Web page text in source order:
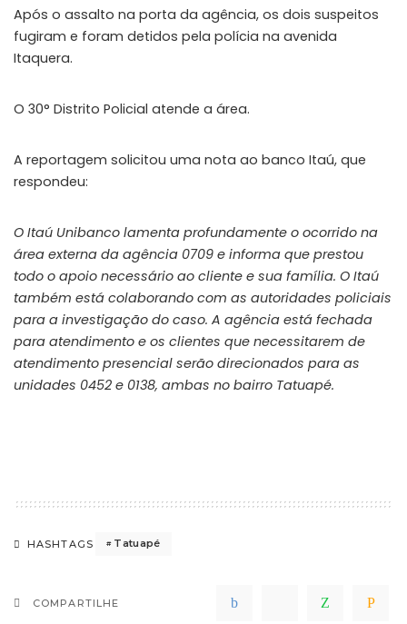
Após o assalto na porta da agência, os dois suspeitos
fugiram e foram detidos pela polícia na avenida
Itaquera.
O 30° Distrito Policial atende a área.
A reportagem solicitou uma nota ao banco Itaú, que
respondeu:
O Itaú Unibanco lamenta profundamente o ocorrido na
área externa da agência 0709 e informa que prestou
todo o apoio necessário ao cliente e sua família. O Itaú
também está colaborando com as autoridades policiais
para a investigação do caso. A agência está fechada
para atendimento e os clientes que necessitarem de
atendimento presencial serão direcionados para as
unidades 0452 e 0138, ambas no bairro Tatuapé.
HASHTAGS Tatuapé
COMPARTILHE